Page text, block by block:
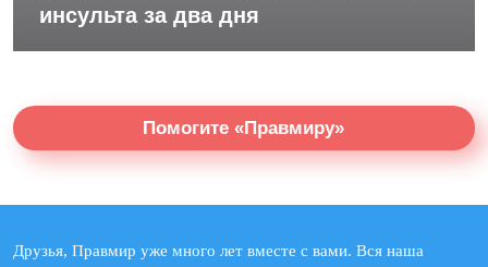
инсульта за два дня
Помогите «Правмиру»
Друзья, Правмир уже много лет вместе с вами. Вся наша